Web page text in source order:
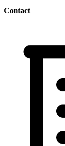
Contact